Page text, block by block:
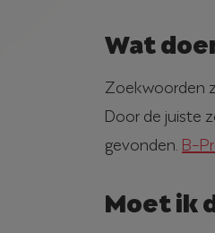
Wat
Zoekwoorden
Door de juiste
gevonden. B-
Moet ik